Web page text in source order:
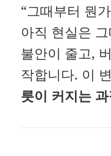
“그때부터 뭔
아직 현실은
불안이 줄고,
작합니다. 이
릇이 커지는 과